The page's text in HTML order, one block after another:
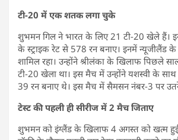
टी-20 में एक शतक लगा चुके
शुभमन गिल ने भारत के लिए 21 टी-20 खेले हैं।
के स्ट्राइक रेट से 578 रन बनाए। इनमें न्यूजीलैंड
शामिल रहा। उन्होंने श्रीलंका के खिलाफ पिछले
टी-20 खेला था। इस मैच में उन्होंने यशस्वी के
39 रन बनाए थे। इस मैच में सैमसन नंबर-3 पर
टेस्ट की पहली ही सीरीज में 2 मैच जिताए
शुभमन को इंग्लैंड के खिलाफ 4 अगस्त को खत्म